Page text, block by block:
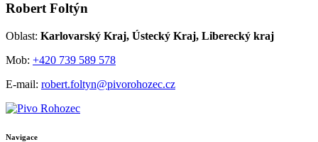
Robert Foltýn
Oblast: Karlovarský Kraj, Ústecký Kraj, Liberecký kraj
Mob: +420 739 589 578
E-mail: robert.foltyn@pivorohozec.cz
Navigace